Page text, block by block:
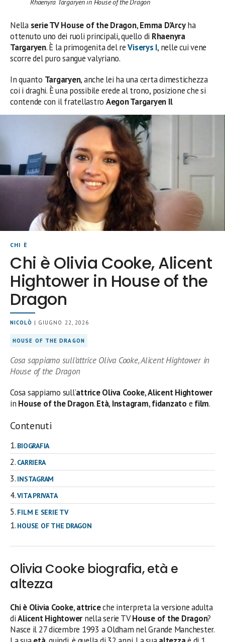
Rhaenyra Targaryen in House of the Dragon
Nella serie TV House of the Dragon,Emma D’Arcyha
ottenuto uno dei ruoli principali, quello di Rhaenyra
Targaryen. È la primogenita del reViserys I, nelle cui vene
scorre del puro sangue valyriano.
In quanto Targaryen, anche lei ha una certa dimestichezza
coi i draghi. È una possibile erede al trono, posizione che si
contende con il fratellastro Aegon Targaryen II.
CHI È
Chi è Olivia Cooke, Alicent
Hightower in House of the
Dragon
NICOLÒ | GIUGNO 22, 2026
HOUSE OF THE DRAGON
Cosa sappiamo sull’attrice Oliva Cooke, Alicent Hightower in
House of the Dragon
Cosa sappiamo sull’attrice Oliva Cooke,Alicent Hightower
in House of the Dragon.Età, Instagram,fidanzato e film.
Contenuti
BIOGRAFIA
CARRIERA
INSTAGRAM
VITA PRIVATA
FILM E SERIE TV
HOUSE OF THE DRAGON
Olivia Cooke biografia, età e
altezza
Chi è Olivia Cooke,attriceche interpreta la versione adulta
diAlicent Hightower nella serie TVHouse of the Dragon?
Nasce il 27 dicembre 1993 a Oldham nel Grande Manchester.